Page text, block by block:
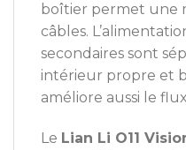
boîtier permet une
câbles.
secondaires sont
intérieur propre et
améliore aussi le flux
Le Lian Li O11